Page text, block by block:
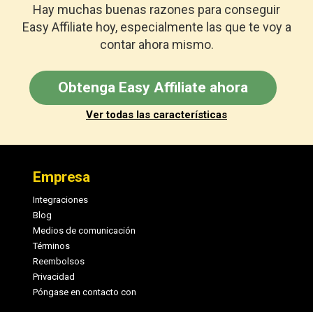
Hay muchas buenas razones para conseguir
Easy Affiliate hoy, especialmente las que te voy a
contar ahora mismo.
Obtenga Easy Affiliate ahora
Ver todas las características
página
Empresa
Integraciones
Blog
Medios de comunicación
Términos
Reembolsos
Privacidad
Póngase en contacto con